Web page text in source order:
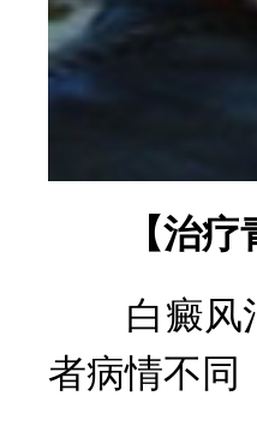
【治疗青
白癜风治
者病情不同